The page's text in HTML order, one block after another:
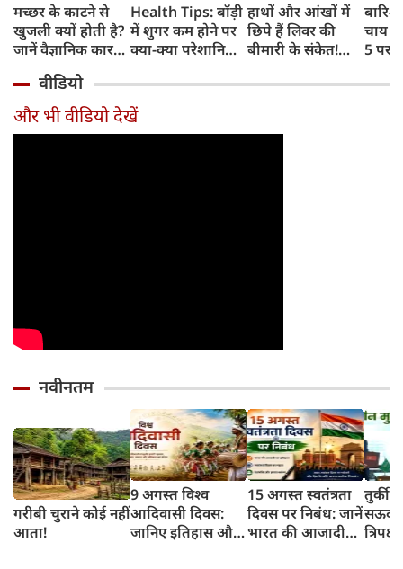
मच्छर के काटने से
खुजली क्यों होती है?
जानें वैज्ञानिक कारण
Health Tips: बॉड़ी
में शुगर कम होने पर
क्या-क्या परेशानियां
बातें
हाथों और आंखों में
छिपे हैं लिवर की
बीमारी के संकेत!
नजरअंदाज
चाय
5
वीडियो
और भी वीडियो देखें
नवीनतम
गरीबी चुराने कोई नहीं
आता!
9 अगस्त विश्व
आदिवासी दिवस:
जानिए इतिहास और
15 अगस्त स्वतंत्रता
दिवस पर निबंध: जानें
भारत की आजादी
तुर्की,
सऊदी